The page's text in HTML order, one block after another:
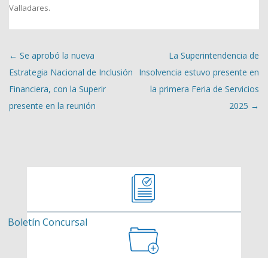
Valladares.
Navegación de entradas
← Se aprobó la nueva
Estrategia Nacional de Inclusión
Financiera, con la Superir
presente en la reunión
La Superintendencia de
Insolvencia estuvo presente en
la primera Feria de Servicios
2025 →
Boletín Concursal